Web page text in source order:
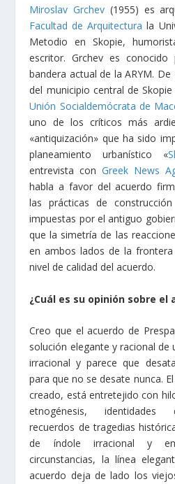
Miroslav Grchev (1955) es
Facultad de Arquitectura la
Metodio en Skopie,
escritor. Grchev es
bandera actual de la ARYM.
del municipio central de
Unión Socialdemócrata de
uno de los críticos más
«antiquización» que ha sido
planeamiento urbanístico «
entrevista conGreek News
habla a favor del acuerdo
las prácticas de
impuestas por el antiguo
que la simetría de las
en ambos lados de la
nivel de calidad del acuerdo.
¿Cuál es su opinión sobre el
Creo que el acuerdo de
solución elegante y racional de
irracional y parece que
para que no se desate nunca.
creado, está entretejido con
etnogénesis, identidades
recuerdos de tragedias
de índole irracional y
circunstancias, la línea
acuerdo deja de lado los